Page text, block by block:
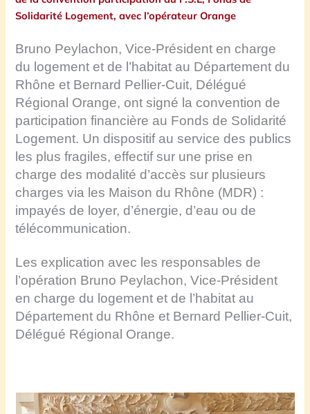
Solidarité Logement, avec l’opérateur Orange
Bruno Peylachon, Vice-Président en charge
du logement et de l’habitat au Département du
Rhône et Bernard Pellier-Cuit, Délégué
Régional Orange, ont signé la convention de
participation financière au Fonds de Solidarité
Logement. Un dispositif au service des publics
les plus fragiles, effectif sur une prise en
charge des modalité d’accès sur plusieurs
charges via les Maison du Rhône (MDR) :
impayés de loyer, d’énergie, d’eau ou de
télécommunication.
Les explication avec les responsables de
l’opération Bruno Peylachon, Vice-Président
en charge du logement et de l’habitat au
Département du Rhône et Bernard Pellier-Cuit,
Délégué Régional Orange.